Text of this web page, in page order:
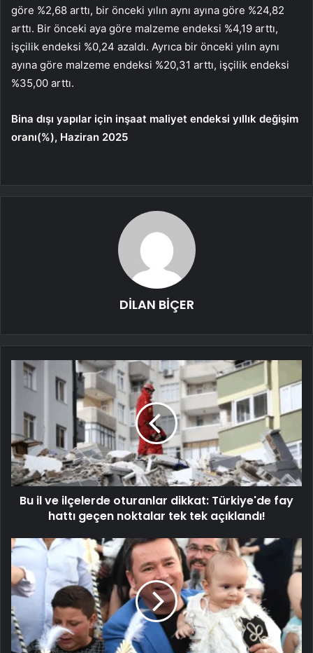
göre %2,68 arttı, bir önceki yılın aynı ayına göre %24,82
arttı. Bir önceki aya göre malzeme endeksi %4,19 arttı,
işçilik endeksi %0,24 azaldı. Ayrıca bir önceki yılın aynı
ayına göre malzeme endeksi %20,31 arttı, işçilik endeksi
%35,00 arttı.
Bina dışı yapılar için inşaat maliyet endeksi yıllık değişim
oranı(%), Haziran 2025
DİLAN BİÇER
Bu il ve ilçelerde oturanlar dikkat: Türkiye'de fay
hattı geçen noktalar tek tek açıklandı!